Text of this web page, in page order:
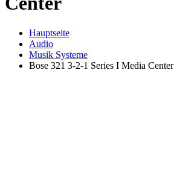
Hauptseite
Audio
Musik Systeme
Bose 321 3-2-1 Series I Media Center